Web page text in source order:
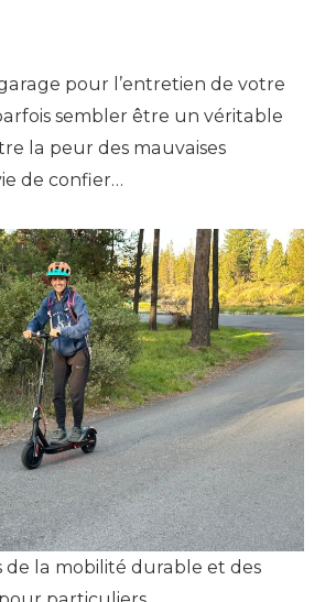
pour l’entretien de votre
sembler être un véritable
la peur des mauvaises
de confier…
de la mobilité durable et des